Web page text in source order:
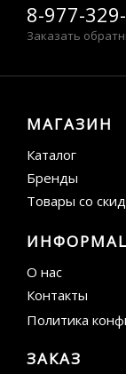
8-977-
Заказать
МАГАЗИН
Каталог
Бренды
Товары со
О нас
Контакты
Политика
ЗАКАЗ